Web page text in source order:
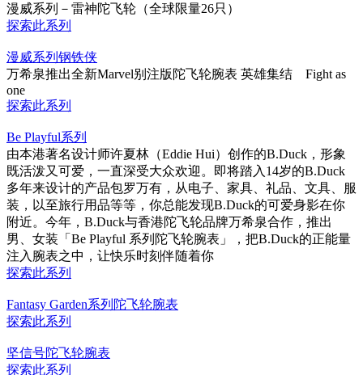
漫威系列－雷神陀飞轮（全球限量26只）
探索此系列
漫威系列钢铁侠
万希泉推出全新Marvel别注版陀飞轮腕表 英雄集结 Fight as
one
探索此系列
Be Playful系列
由本港著名设计师许夏林（Eddie Hui）创作的B.Duck，形象
既活泼又可爱，一直深受大众欢迎。即将踏入14岁的B.Duck
多年来设计的产品包罗万有，从电子、家具、礼品、文具、服
装，以至旅行用品等等，你总能发现B.Duck的可爱身影在你
附近。今年，B.Duck与香港陀飞轮品牌万希泉合作，推出
男、女装「Be Playful 系列陀飞轮腕表」，把B.Duck的正能量
注入腕表之中，让快乐时刻伴随着你
探索此系列
Fantasy Garden系列陀飞轮腕表
探索此系列
坚信号陀飞轮腕表
探索此系列